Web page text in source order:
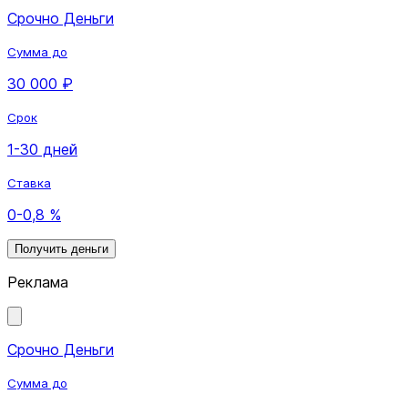
Срочно Деньги
Сумма до
30 000 ₽
Срок
1-30 дней
Ставка
0-0,8 %
Получить деньги
Реклама
Срочно Деньги
Сумма до